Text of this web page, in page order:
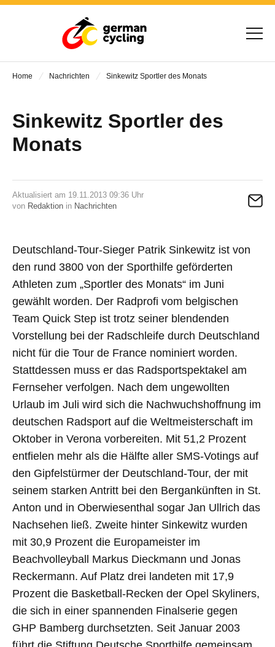
Home Nachrichten Sinkewitz Sportler des Monats
Sinkewitz Sportler des
Monats
Aktualisiert am 19.11.2013 09:36 Uhr
von Redaktion in Nachrichten
Deutschland-Tour-Sieger Patrik Sinkewitz ist von
den rund 3800 von der Sporthilfe geförderten
Athleten zum „Sportler des Monats“ im Juni
gewählt worden. Der Radprofi vom belgischen
Team Quick Step ist trotz seiner blendenden
Vorstellung bei der Radschleife durch Deutschland
nicht für die Tour de France nominiert worden.
Stattdessen muss er das Radsportspektakel am
Fernseher verfolgen. Nach dem ungewollten
Urlaub im Juli wird sich die Nachwuchshoffnung im
deutschen Radsport auf die Weltmeisterschaft im
Oktober in Verona vorbereiten. Mit 51,2 Prozent
entfielen mehr als die Hälfte aller SMS-Votings auf
den Gipfelstürmer der Deutschland-Tour, der mit
seinem starken Antritt bei den Bergankünften in St.
Anton und in Oberwiesenthal sogar Jan Ullrich das
Nachsehen ließ. Zweite hinter Sinkewitz wurden
mit 30,9 Prozent die Europameister im
Beachvolleyball Markus Dieckmann und Jonas
Reckermann. Auf Platz drei landeten mit 17,9
Prozent die Basketball-Recken der Opel Skyliners,
die sich in einer spannenden Finalserie gegen
GHP Bamberg durchsetzten. Seit Januar 2003